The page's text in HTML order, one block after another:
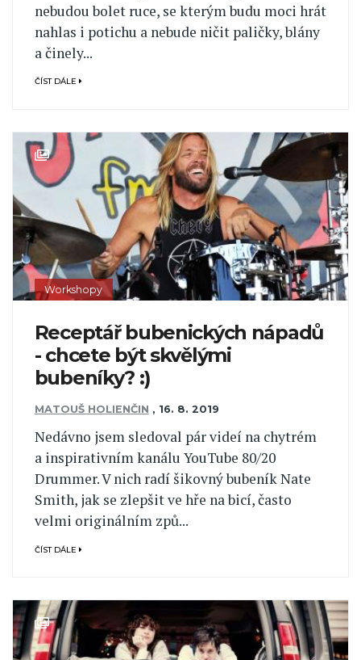
nebudou bolet ruce, se kterým budu moci hrát
nahlas i potichu a nebude ničit paličky, blány
a činely...
ČÍST DÁLE
Workshopy
Receptář bubenických nápadů
- chcete být skvělými
bubeníky? :)
MATOUŠ HOLIENČIN , 16. 8. 2019
Nedávno jsem sledoval pár videí na chytrém
a inspirativním kanálu YouTube 80/20
Drummer. V nich radí šikovný bubeník Nate
Smith, jak se zlepšit ve hře na bicí, často
velmi originálním způ...
ČÍST DÁLE